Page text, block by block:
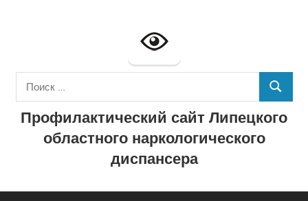
сайт
ГУЗ
"Липецкий
областной
ПОИСК
Профилактический сайт Липецкого
областного наркологического
диспансера